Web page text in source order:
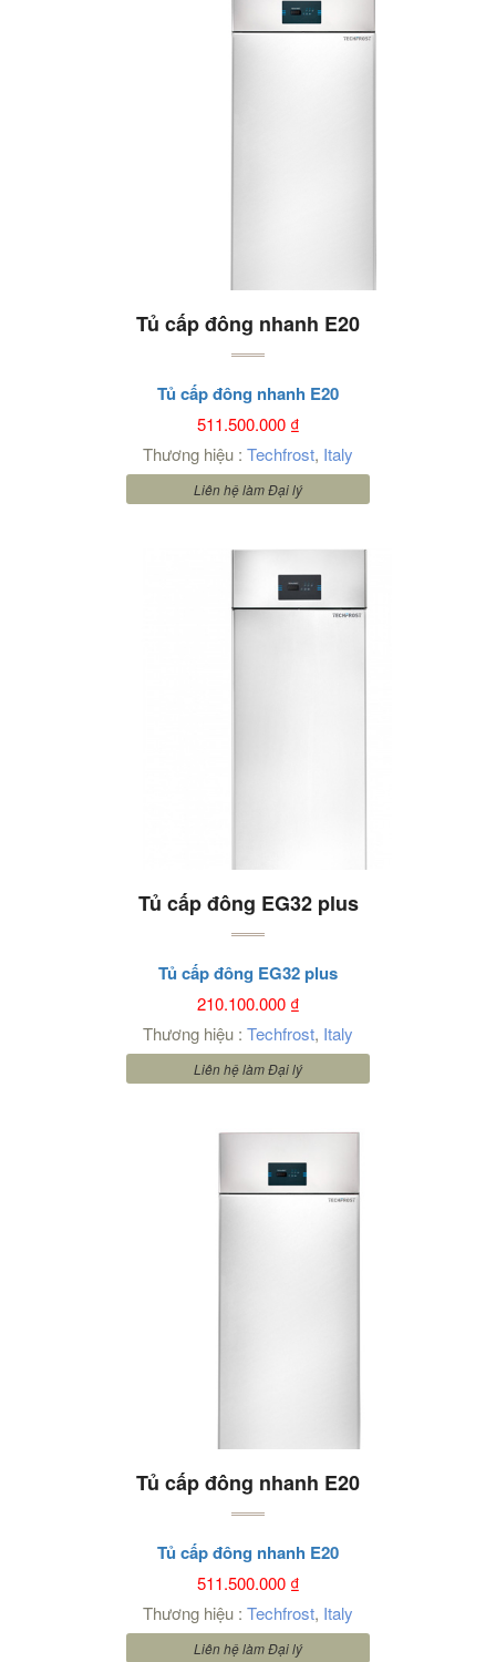
Tủ cấp đông nhanh E20
Tủ cấp đông nhanh E20
511.500.000₫
Thương hiệu : Techfrost, Italy
Liên hệ làm Đại lý
Tủ cấp đông EG32 plus
Tủ cấp đông EG32 plus
210.100.000₫
Thương hiệu : Techfrost, Italy
Liên hệ làm Đại lý
Tủ cấp đông nhanh E20
Tủ cấp đông nhanh E20
511.500.000₫
Thương hiệu : Techfrost, Italy
Liên hệ làm Đại lý